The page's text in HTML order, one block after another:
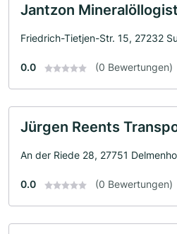
Jantzon
Friedrich-Tietjen-Str. 15, 27232
0.0 (0 Bewertungen)
Jürgen Reents
An der Riede 28, 27751
0.0 (0 Bewertungen)